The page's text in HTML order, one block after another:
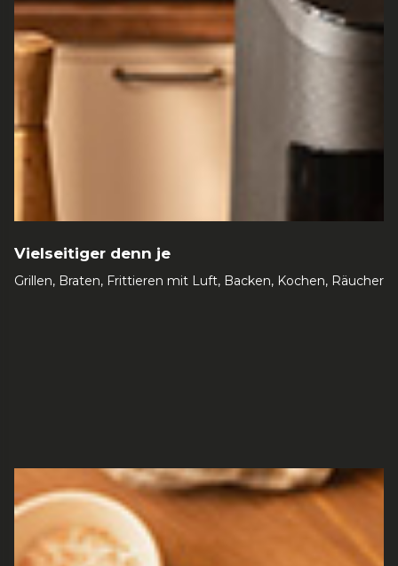
Vielseitiger denn je
Grillen, Braten, Frittieren mit Luft, Backen, Kochen,